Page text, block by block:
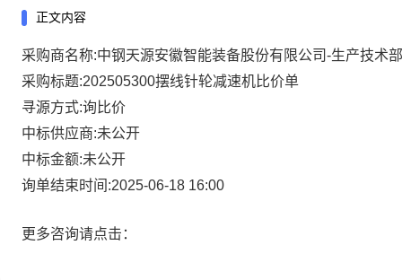
正文内容
采购商名称:中钢天源安徽智能装备股份有限公司-生产技术部
采购标题:202505300摆线针轮减速机比价单
寻源方式:询比价
中标供应商:未公开
中标金额:未公开
询单结束时间:2025-06-18 16:00
更多咨询请点击：